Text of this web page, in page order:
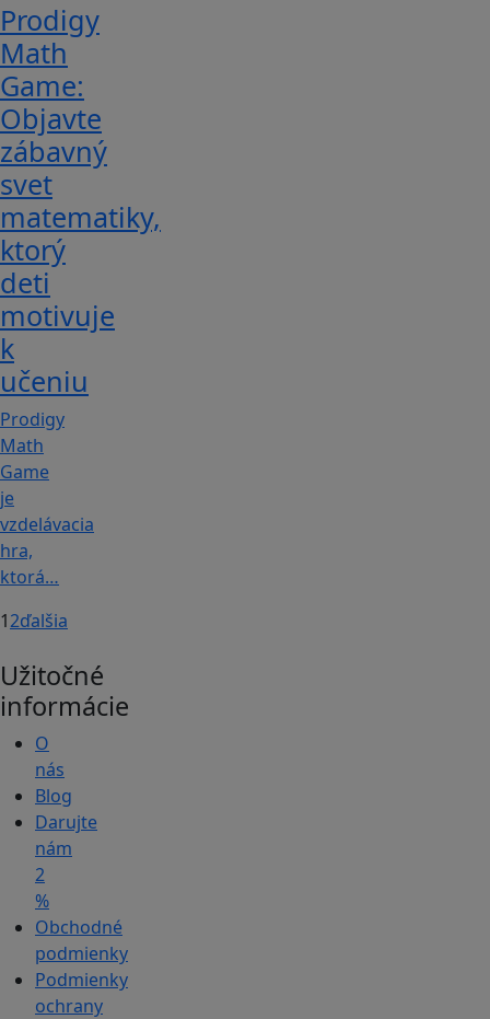
Prodigy
Math
Game:
Objavte
zábavný
svet
matematiky,
ktorý
deti
motivuje
k
učeniu
Prodigy
Math
Game
je
vzdelávacia
hra,
ktorá…
12ďalšia
Užitočné
informácie
O
nás
Blog
Darujte
nám
2
%
Obchodné
podmienky
Podmienky
ochrany